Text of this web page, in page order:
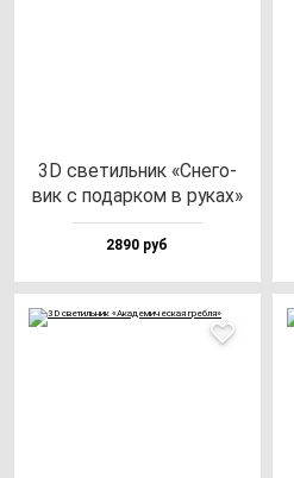
3D све­тиль­ник «Сне­го­
вик с по­дар­ком в ру­ках»
2890 руб